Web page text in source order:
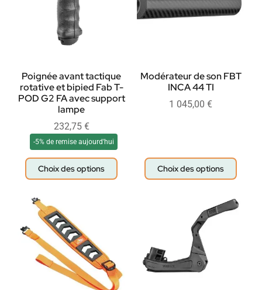
Poignée avant tactique
rotative et bipied Fab T-
POD G2 FA avec support
lampe
232,75 €
-5% de remise aujourd'hui
Choix des options
Modérateur de son FBT
INCA 44 TI
1 045,00 €
Choix des options